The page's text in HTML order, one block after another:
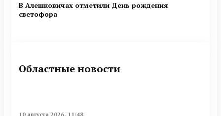
В Алешковичах отметили День рождения
светофора
Областные новости
10 августа 2026, 11:48